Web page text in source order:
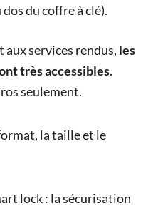
du coffre à clé).
services rendus, les
très accessibles.
seulement.
la taille et le
lock : la sécurisation